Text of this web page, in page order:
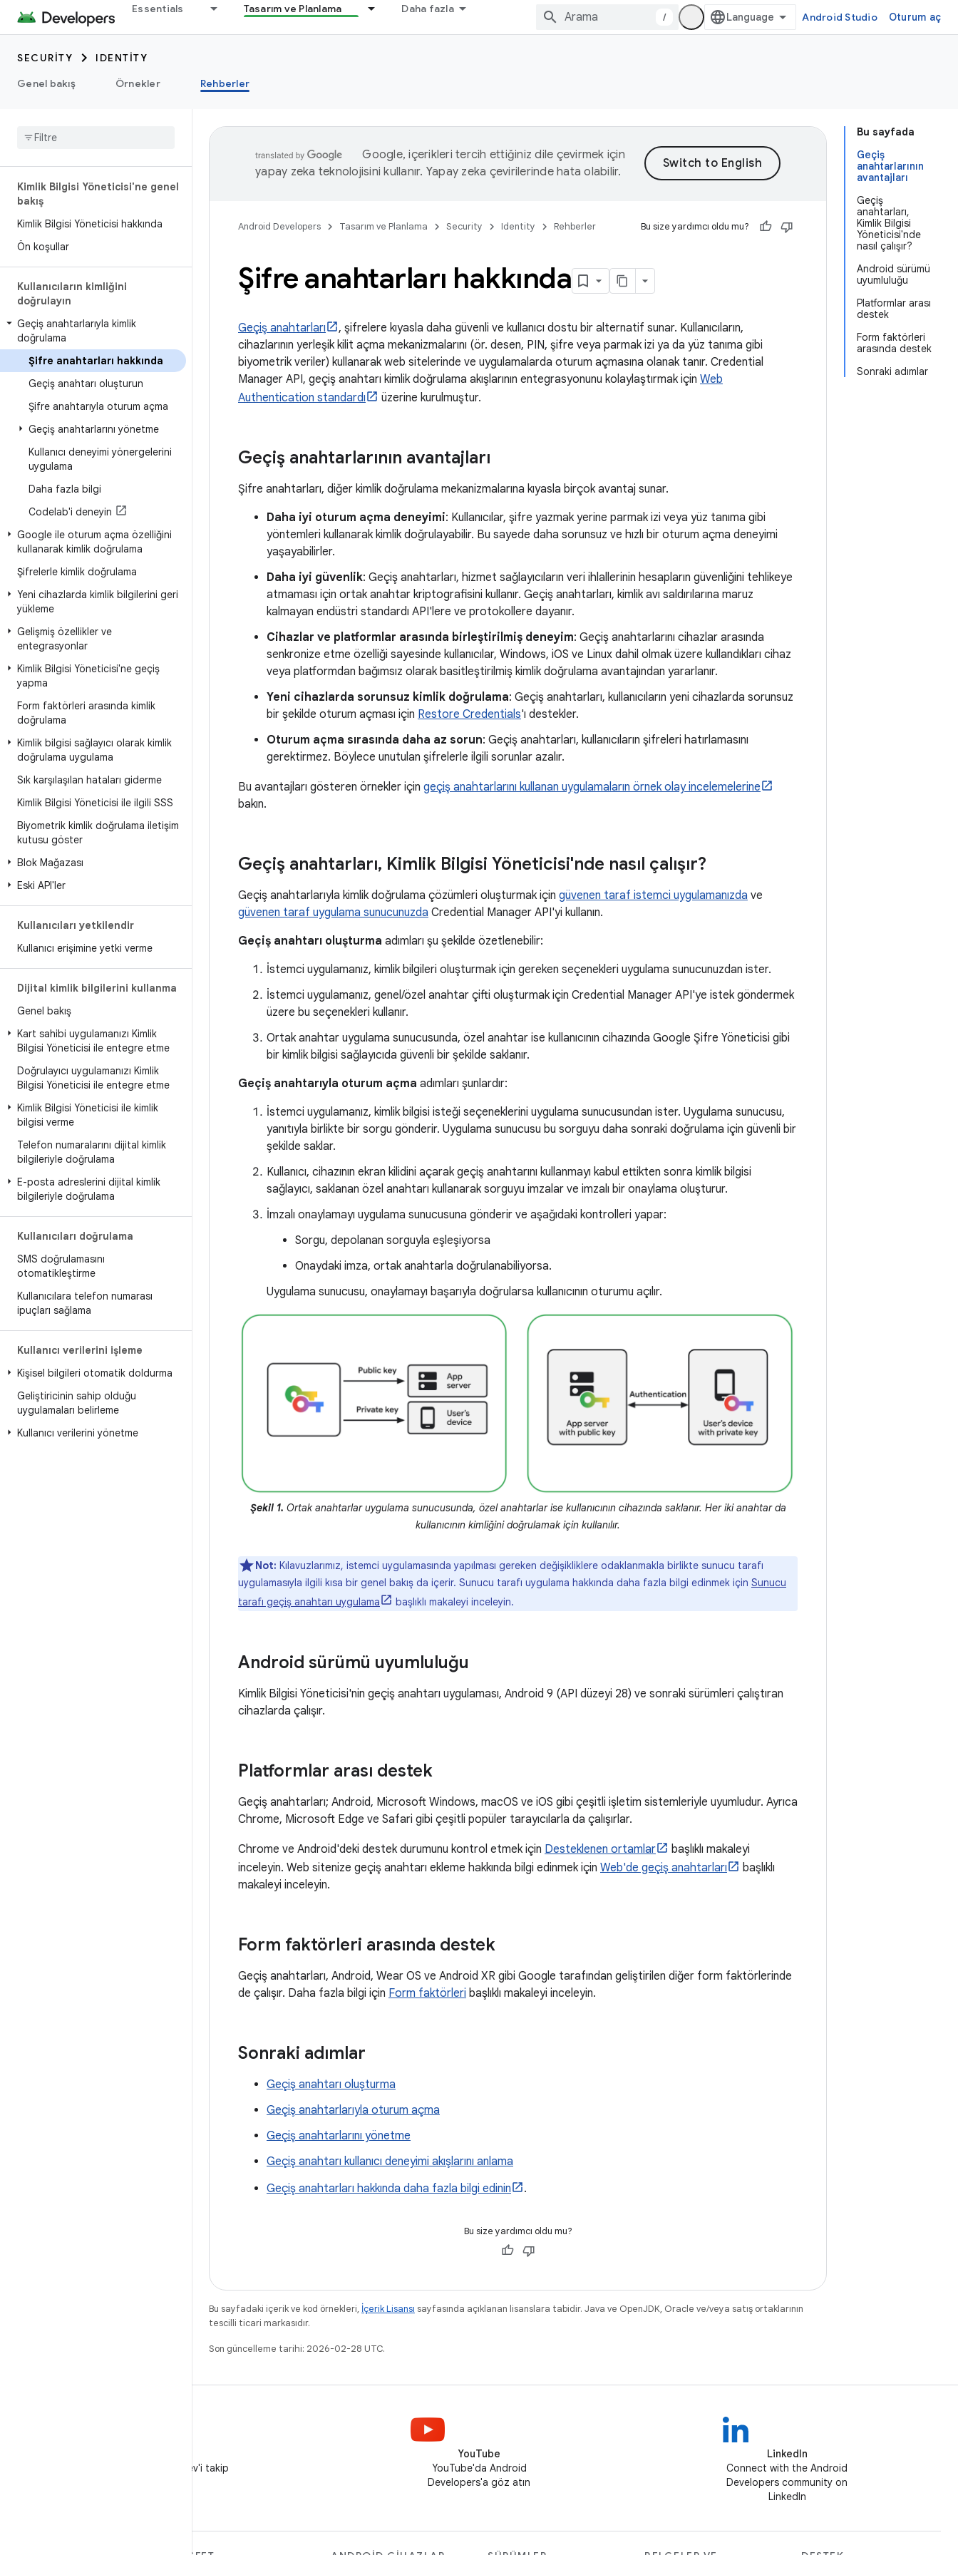
Essentials Tasarım ve Planlama Daha fazla
/ Android Studio Oturum aç
SECURITY
IDENTITY
Genel bakış
Örnekler Rehberler
Kimlik Bilgisi Yöneticisi'ne genel
bakış
Kimlik Bilgisi Yöneticisi hakkında
Ön koşullar
Kullanıcıların kimliğini
doğrulayın
Geçiş anahtarlarıyla kimlik
doğrulama
Şifre anahtarları hakkında
Geçiş anahtarı oluşturun
Şifre anahtarıyla oturum açma
Geçiş anahtarlarını yönetme
Kullanıcı deneyimi yönergelerini
uygulama
Daha fazla bilgi
Codelab'i deneyin
Google ile oturum açma özelliğini
kullanarak kimlik doğrulama
Şifrelerle kimlik doğrulama
Yeni cihazlarda kimlik bilgilerini geri
yükleme
Gelişmiş özellikler ve
entegrasyonlar
Kimlik Bilgisi Yöneticisi'ne geçiş
yapma
Form faktörleri arasında kimlik
doğrulama
Kimlik bilgisi sağlayıcı olarak kimlik
doğrulama uygulama
Sık karşılaşılan hataları giderme
Kimlik Bilgisi Yöneticisi ile ilgili SSS
Biyometrik kimlik doğrulama iletişim
kutusu göster
Blok Mağazası
Eski API'ler
Kullanıcıları yetkilendir
Kullanıcı erişimine yetki verme
Dijital kimlik bilgilerini kullanma
Genel bakış
Kart sahibi uygulamanızı Kimlik
Bilgisi Yöneticisi ile entegre etme
Doğrulayıcı uygulamanızı Kimlik
Bilgisi Yöneticisi ile entegre etme
Kimlik Bilgisi Yöneticisi ile kimlik
bilgisi verme
Telefon numaralarını dijital kimlik
bilgileriyle doğrulama
E-posta adreslerini dijital kimlik
bilgileriyle doğrulama
Kullanıcıları doğrulama
SMS doğrulamasını
otomatikleştirme
Kullanıcılara telefon numarası
ipuçları sağlama
Kullanıcı verilerini işleme
Kişisel bilgileri otomatik doldurma
Geliştiricinin sahip olduğu
uygulamaları belirleme
Kullanıcı verilerini yönetme
Bu sayfada
Geçiş
anahtarlarının
avantajları
Geçiş
anahtarları,
Kimlik Bilgisi
Yöneticisi'nde
nasıl çalışır?
Android sürümü
uyumluluğu
Platformlar arası
destek
Form faktörleri
arasında destek
Sonraki adımlar
Google, içerikleri tercih ettiğiniz dile çevirmek için
yapay zeka teknolojisini kullanır. Yapay zeka çevirilerinde hata olabilir.
Android Developers Tasarım ve Planlama Security Identity Rehberler Bu size yardımcı oldu mu?
Şifre anahtarları hakkında
Geçiş anahtarları
, şifrelere kıyasla daha güvenli ve kullanıcı dostu bir alternatif sunar. Kullanıcıların,
cihazlarının yerleşik kilit açma mekanizmalarını (ör. desen, PIN, şifre veya parmak izi ya da yüz tanıma gibi
biyometrik veriler) kullanarak web sitelerinde ve uygulamalarda oturum açmasına olanak tanır. Credential
Manager API, geçiş anahtarı kimlik doğrulama akışlarının entegrasyonunu kolaylaştırmak için Web
Authentication standardı
üzerine kurulmuştur.
Geçiş anahtarlarının avantajları
Şifre anahtarları, diğer kimlik doğrulama mekanizmalarına kıyasla birçok avantaj sunar.
Daha iyi oturum açma deneyimi: Kullanıcılar, şifre yazmak yerine parmak izi veya yüz tanıma gibi
yöntemleri kullanarak kimlik doğrulayabilir. Bu sayede daha sorunsuz ve hızlı bir oturum açma deneyimi
yaşayabilirler.
Daha iyi güvenlik: Geçiş anahtarları, hizmet sağlayıcıların veri ihlallerinin hesapların güvenliğini tehlikeye
atmaması için ortak anahtar kriptografisini kullanır. Geçiş anahtarları, kimlik avı saldırılarına maruz
kalmayan endüstri standardı API'lere ve protokollere dayanır.
Cihazlar ve platformlar arasında birleştirilmiş deneyim: Geçiş anahtarlarını cihazlar arasında
senkronize etme özelliği sayesinde kullanıcılar, Windows, iOS ve Linux dahil olmak üzere kullandıkları cihaz
veya platformdan bağımsız olarak basitleştirilmiş kimlik doğrulama avantajından yararlanır.
Yeni cihazlarda sorunsuz kimlik doğrulama: Geçiş anahtarları, kullanıcıların yeni cihazlarda sorunsuz
bir şekilde oturum açması için Restore Credentials'ı destekler.
Oturum açma sırasında daha az sorun: Geçiş anahtarları, kullanıcıların şifreleri hatırlamasını
gerektirmez. Böylece unutulan şifrelerle ilgili sorunlar azalır.
Bu avantajları gösteren örnekler için geçiş anahtarlarını kullanan uygulamaların örnek olay incelemelerine
bakın.
Geçiş anahtarları, Kimlik Bilgisi Yöneticisi'nde nasıl çalışır?
Geçiş anahtarlarıyla kimlik doğrulama çözümleri oluşturmak için güvenen taraf istemci uygulamanızda ve
güvenen taraf uygulama sunucunuzda Credential Manager API'yi kullanın.
Geçiş anahtarı oluşturma adımları şu şekilde özetlenebilir:
İstemci uygulamanız, kimlik bilgileri oluşturmak için gereken seçenekleri uygulama sunucunuzdan ister.
İstemci uygulamanız, genel/özel anahtar çifti oluşturmak için Credential Manager API'ye istek göndermek
üzere bu seçenekleri kullanır.
Ortak anahtar uygulama sunucusunda, özel anahtar ise kullanıcının cihazında Google Şifre Yöneticisi gibi
bir kimlik bilgisi sağlayıcıda güvenli bir şekilde saklanır.
Geçiş anahtarıyla oturum açma adımları şunlardır:
İstemci uygulamanız, kimlik bilgisi isteği seçeneklerini uygulama sunucusundan ister. Uygulama sunucusu,
yanıtıyla birlikte bir sorgu gönderir. Uygulama sunucusu bu sorguyu daha sonraki doğrulama için güvenli bir
şekilde saklar.
Kullanıcı, cihazının ekran kilidini açarak geçiş anahtarını kullanmayı kabul ettikten sonra kimlik bilgisi
sağlayıcı, saklanan özel anahtarı kullanarak sorguyu imzalar ve imzalı bir onaylama oluşturur.
İmzalı onaylamayı uygulama sunucusuna gönderir ve aşağıdaki kontrolleri yapar:
Sorgu, depolanan sorguyla eşleşiyorsa
Onaydaki imza, ortak anahtarla doğrulanabiliyorsa.
Uygulama sunucusu, onaylamayı başarıyla doğrularsa kullanıcının oturumu açılır.
Şekil 1. Ortak anahtarlar uygulama sunucusunda, özel anahtarlar ise kullanıcının cihazında saklanır. Her iki anahtar da
kullanıcının kimliğini doğrulamak için kullanılır.
Not: Kılavuzlarımız, istemci uygulamasında yapılması gereken değişikliklere odaklanmakla birlikte sunucu tarafı
uygulamasıyla ilgili kısa bir genel bakış da içerir. Sunucu tarafı uygulama hakkında daha fazla bilgi edinmek için Sunucu
tarafı geçiş anahtarı uygulama
başlıklı makaleyi inceleyin.
Android sürümü uyumluluğu
Kimlik Bilgisi Yöneticisi'nin geçiş anahtarı uygulaması, Android 9 (API düzeyi 28) ve sonraki sürümleri çalıştıran
cihazlarda çalışır.
Platformlar arası destek
Geçiş anahtarları; Android, Microsoft Windows, macOS ve iOS gibi çeşitli işletim sistemleriyle uyumludur. Ayrıca
Chrome, Microsoft Edge ve Safari gibi çeşitli popüler tarayıcılarla da çalışırlar.
Chrome ve Android'deki destek durumunu kontrol etmek için Desteklenen ortamlar
başlıklı makaleyi
inceleyin. Web sitenize geçiş anahtarı ekleme hakkında bilgi edinmek için Web'de geçiş anahtarları
başlıklı
makaleyi inceleyin.
Form faktörleri arasında destek
Geçiş anahtarları, Android, Wear OS ve Android XR gibi Google tarafından geliştirilen diğer form faktörlerinde
de çalışır. Daha fazla bilgi için Form faktörleri başlıklı makaleyi inceleyin.
Sonraki adımlar
Geçiş anahtarı oluşturma
Geçiş anahtarlarıyla oturum açma
Geçiş anahtarlarını yönetme
Geçiş anahtarı kullanıcı deneyimi akışlarını anlama
Geçiş anahtarları hakkında daha fazla bilgi edinin
.
Bu size yardımcı oldu mu?
Bu sayfadaki içerik ve kod örnekleri, İçerik Lisansı sayfasında açıklanan lisanslara tabidir. Java ve OpenJDK, Oracle ve/veya satış ortaklarının
tescilli ticari markasıdır.
Son güncelleme tarihi: 2026-02-28 UTC.
X'te @AndroidDev'i takip
YouTube
YouTube'da Android
Developers'a göz atın
LinkedIn
Connect with the Android
Developers community on
LinkedIn